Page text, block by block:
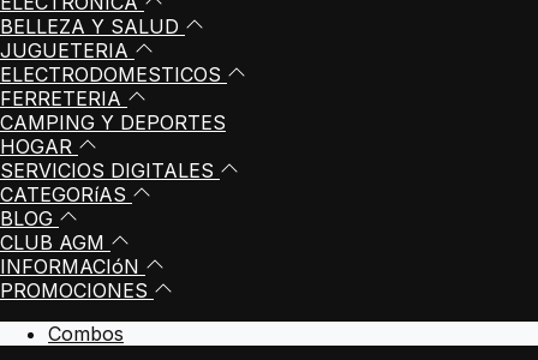
BELLEZA Y SALUD
JUGUETERIA
ELECTRODOMESTICOS
FERRETERIA
CAMPING Y DEPORTES
HOGAR
SERVICIOS DIGITALES
CATEGORíAS
BLOG
CLUB AGM
INFORMACIóN
PROMOCIONES
Combos